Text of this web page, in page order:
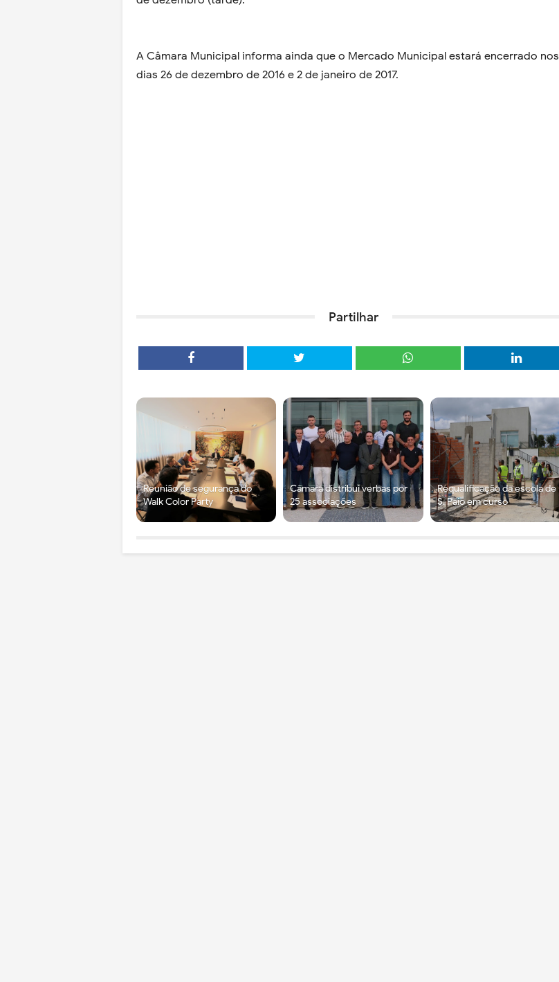
A Câmara Municipal informa ainda que o Mercado Municipal estará encerrado nos
dias 26 de dezembro de 2016 e 2 de janeiro de 2017.
Partilhar
Reunião de segurança do
Walk Color Party
Câmara distribui verbas por
25 associações
Requalificação da escola de
S. Paio em curso